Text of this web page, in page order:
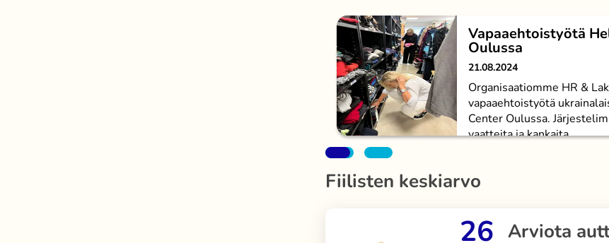
Vapaaehtoistyötä
Oulussa
21.08.2024
Organisaatiomme HR &
vapaaehtoistyötä
Center Oulussa.
vaatteita ja kankaita...
Fiilisten keskiarvo
26 Arviota